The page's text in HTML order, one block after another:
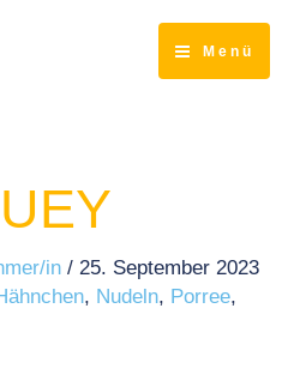
Menü
in / 25. September 2023
, Nudeln, Porree,